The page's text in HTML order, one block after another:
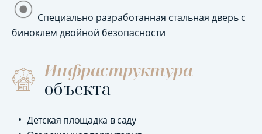
Специально разработанная стальная дверь с
биноклем двойной безопасности
Инфраструктура
объекта
Детская площадка в саду